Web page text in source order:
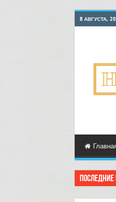
8 АВГУСТА,
Последние